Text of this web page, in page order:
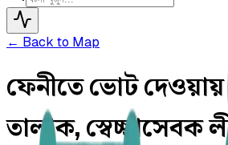
← Back to Map
ফেনীতে ভোট দেওয়ায়
তালাক, স্বেচ্ছাসেবক